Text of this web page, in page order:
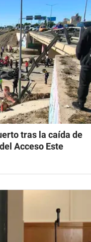
tras la caída de
Acceso Este